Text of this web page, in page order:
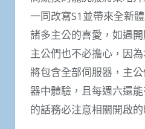
一同改寫S1並帶來全新
諸多主公的喜愛，如遇
主公們也不必擔心，因
將包含全部伺服器，主
器中體驗，且每週六還
的話務必注意相關開啟的